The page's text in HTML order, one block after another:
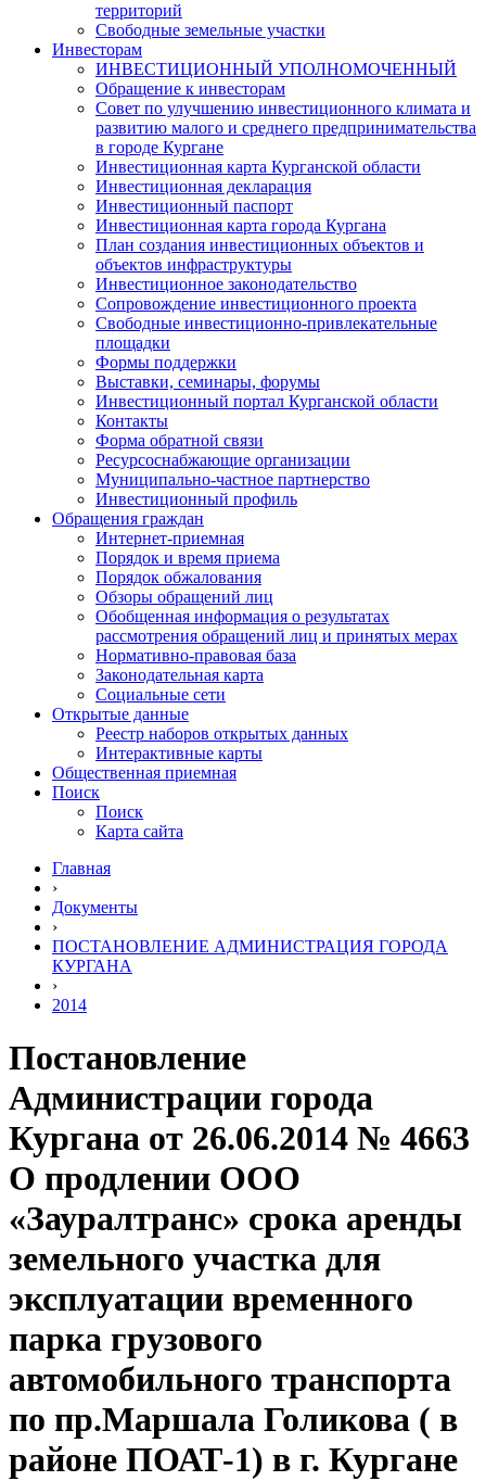
территорий
Свободные земельные участки
Инвесторам
ИНВЕСТИЦИОННЫЙ УПОЛНОМОЧЕННЫЙ
Обращение к инвесторам
Совет по улучшению инвестиционного климата и
развитию малого и среднего предпринимательства
в городе Кургане
Инвестиционная карта Курганской области
Инвестиционная декларация
Инвестиционный паспорт
Инвестиционная карта города Кургана
План создания инвестиционных объектов и
объектов инфраструктуры
Инвестиционное законодательство
Сопровождение инвестиционного проекта
Свободные инвестиционно-привлекательные
площадки
Формы поддержки
Выставки, семинары, форумы
Инвестиционный портал Курганской области
Контакты
Форма обратной связи
Ресурсоснабжающие организации
Муниципально-частное партнерство
Инвестиционный профиль
Обращения граждан
Интернет-приемная
Порядок и время приема
Порядок обжалования
Обзоры обращений лиц
Обобщенная информация о результатах
рассмотрения обращений лиц и принятых мерах
Нормативно-правовая база
Законодательная карта
Социальные сети
Открытые данные
Реестр наборов открытых данных
Интерактивные карты
Общественная приемная
Поиск
Поиск
Карта сайта
Главная
›
Документы
›
ПОСТАНОВЛЕНИЕ АДМИНИСТРАЦИЯ ГОРОДА
КУРГАНА
›
2014
Постановление
Администрации города
Кургана от 26.06.2014 № 4663
О продлении ООО
«Зауралтранс» срока аренды
земельного участка для
эксплуатации временного
парка грузового
автомобильного транспорта
по пр.Маршала Голикова ( в
районе ПОАТ-1) в г. Кургане